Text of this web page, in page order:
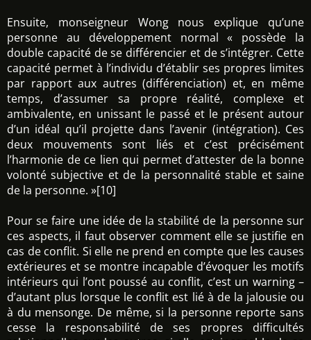
Ensuite, monseigneur Wong nous explique qu’une
personne au développement normal « possède la
double capacité de se différencier et de s’intégrer. Cette
capacité permet à l’individu d’établir ses propres limites
par rapport aux autres (différenciation) et, en même
temps, d’assumer sa propre réalité, complexe et
ambivalente, en unissant le passé et le présent autour
d’un idéal qu’il projette dans l’avenir (intégration). Ces
deux mouvements sont liés et c’est précisément
l’harmonie de ce lien qui permet d’attester de la bonne
volonté subjective et de la personnalité stable et saine
de la personne. »[10]
Pour se faire une idée de la stabilité de la personne sur
ces aspects, il faut observer comment elle se justifie en
cas de conflit. Si elle ne prend en compte que les causes
extérieures et se montre incapable d’évoquer les motifs
intérieurs qui l’ont poussé au conflit, c’est un warning –
d’autant plus lorsque le conflit est lié à de la jalousie ou
à du mensonge. De même, si la personne reporte sans
cesse la responsabilité de ses propres difficultés